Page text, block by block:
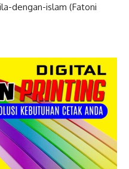
dengan-islam (Fatoni